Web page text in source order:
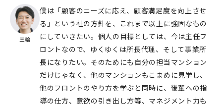
僕は「顧客のニーズに応え、顧客満⾜度を向上させ
る」という社の方針を、これまで以上に強固なもの
にしていきたい。個人の目標としては、今は主任フ
ロントなので、ゆくゆくは所長代理、そして事業所
長になりたい。そのためにも⾃分の担当マンション
だけじゃなく、他のマンションもこまめに⾒学し、
他のフロントのやり⽅を学ぶと同時に、後輩への指
導の仕⽅、意欲の引き出し⽅等、マネジメント⼒も